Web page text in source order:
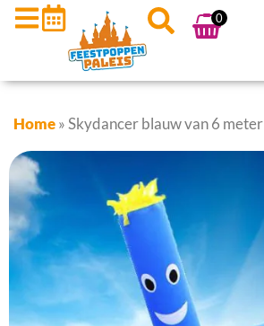
0
Home»Skydancer blauw van 6 meter